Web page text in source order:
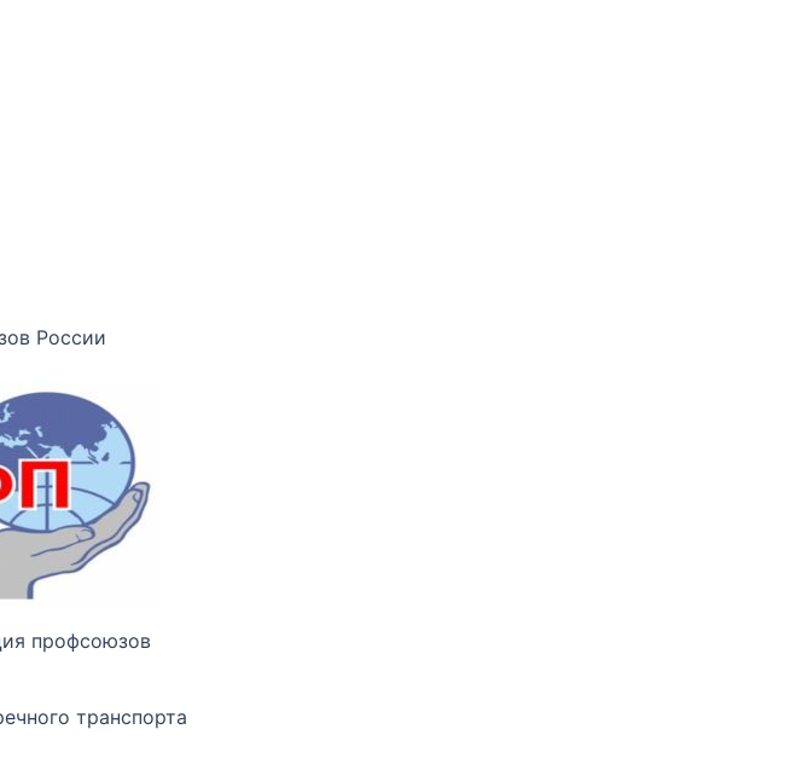
России
профсоюзов
транспорта